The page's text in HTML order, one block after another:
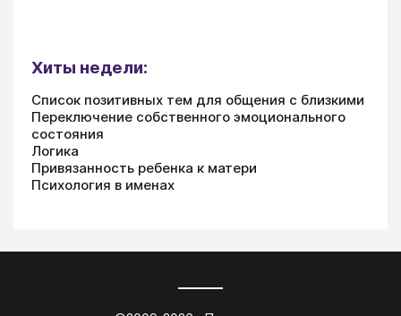
Хиты недели:
Список позитивных тем для общения с близкими
Переключение собственного эмоционального
состояния
Логика
Привязанность ребенка к матери
Психология в именах